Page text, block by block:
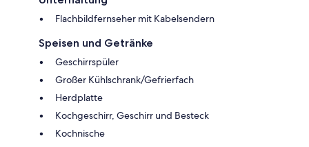
Flachbildfernseher mit Kabelsendern
Speisen und Getränke
Geschirrspüler
Großer Kühlschrank/Gefrierfach
Herdplatte
Kochgeschirr, Geschirr und Besteck
Kochnische